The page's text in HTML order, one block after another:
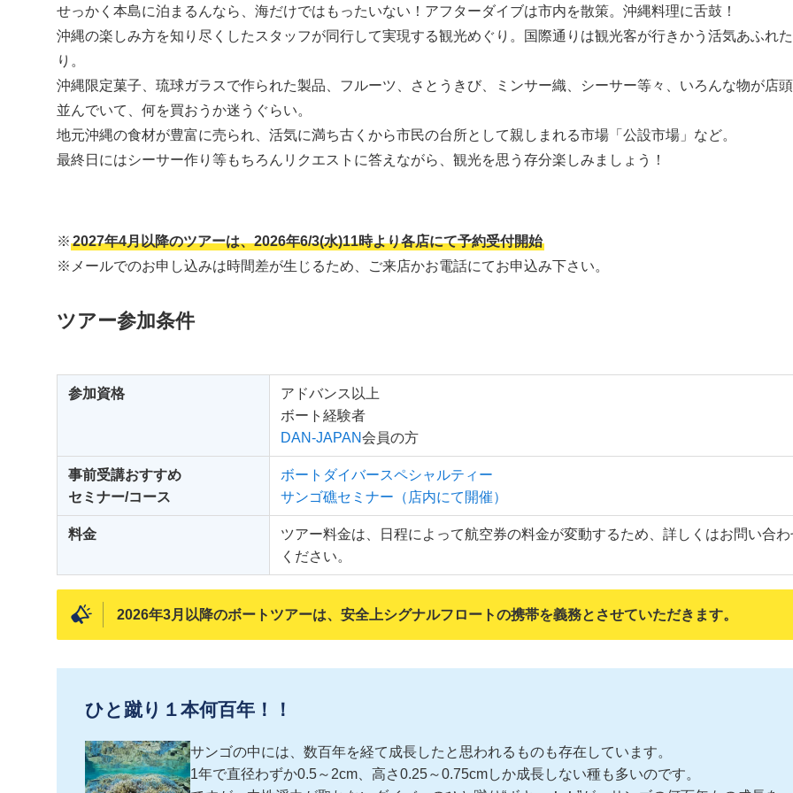
せっかく本島に泊まるんなら、海だけではもったいない！アフターダイブは市内を散策。沖縄料理に舌鼓！
沖縄の楽しみ方を知り尽くしたスタッフが同行して実現する観光めぐり。国際通りは観光客が行きかう活気あふれ
り。
沖縄限定菓子、琉球ガラスで作られた製品、フルーツ、さとうきび、ミンサー織、シーサー等々、いろんな物が店
並んでいて、何を買おうか迷うぐらい。
地元沖縄の食材が豊富に売られ、活気に満ち古くから市民の台所として親しまれる市場「公設市場」など。
最終日にはシーサー作り等もちろんリクエストに答えながら、観光を思う存分楽しみましょう！
※ 2027年4月以降のツアーは、2026年6/3(水)11時より各店にて予約受付開始
※メールでのお申し込みは時間差が生じるため、ご来店かお電話にてお申込み下さい。
ツアー参加条件
参加資格
アドバンス以上
ボート経験者
DAN-JAPAN会員の方
事前受講おすすめ
セミナー/コース
ボートダイバースペシャルティー
サンゴ礁セミナー（店内にて開催）
料金
ツアー料金は、日程によって航空券の料金が変動するため、詳しくはお問い合わ
ください。
2026年3月以降のボートツアーは、安全上シグナルフロートの携帯を義務とさせていただきます。
ひと蹴り１本何百年！！
サンゴの中には、数百年を経て成長したと思われるものも存在しています。
1年で直径わずか0.5～2cm、高さ0.25～0.75cmしか成長しない種も多いのです。